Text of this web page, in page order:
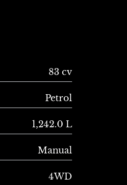
83 cv
Petrol
1,242.0 L
Manual
4WD